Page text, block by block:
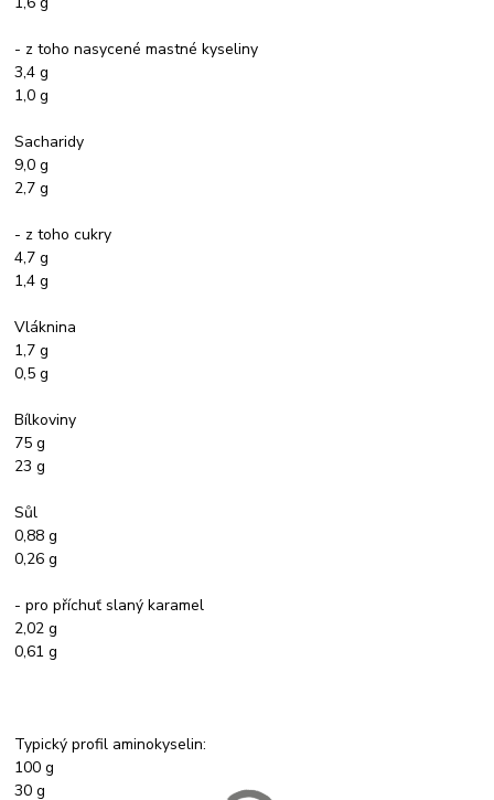
- z toho nasycené mastné kyseliny
3,4 g
1,0 g
Sacharidy
9,0 g
2,7 g
- z toho cukry
4,7 g
1,4 g
Vláknina
1,7 g
0,5 g
Bílkoviny
75 g
23 g
Sůl
0,88 g
0,26 g
- pro příchuť slaný karamel
2,02 g
0,61 g
Typický profil aminokyselin:
100 g
30 g